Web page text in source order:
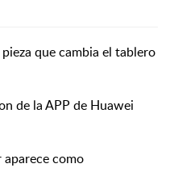
que cambia el tablero
de la APP de Huawei
aparece como